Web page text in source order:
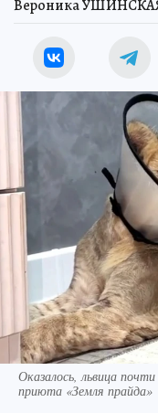
Вероника
Оказалось, львица
приюта «Земля прайда»